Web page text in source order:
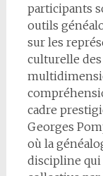
participants
outils
sur les
culturelle
cadre
Georges
où la
discipline